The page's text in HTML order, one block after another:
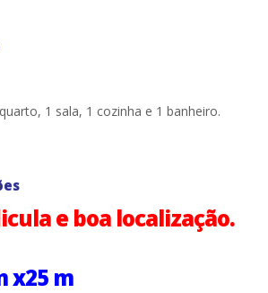
1 sala, 1 cozinha e 1 banheiro.
e boa localização.
x25 m